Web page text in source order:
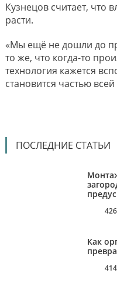
Кузнецов считает, что
расти.
«Мы ещё не дошли до
то же, что когда-то
технология кажется
становится частью
ПОСЛЕДНИЕ СТАТЬИ
Как